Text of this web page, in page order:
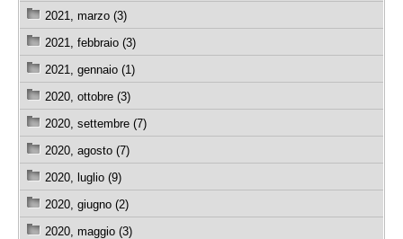
2021, marzo (3)
2021, febbraio (3)
2021, gennaio (1)
2020, ottobre (3)
2020, settembre (7)
2020, agosto (7)
2020, luglio (9)
2020, giugno (2)
2020, maggio (3)